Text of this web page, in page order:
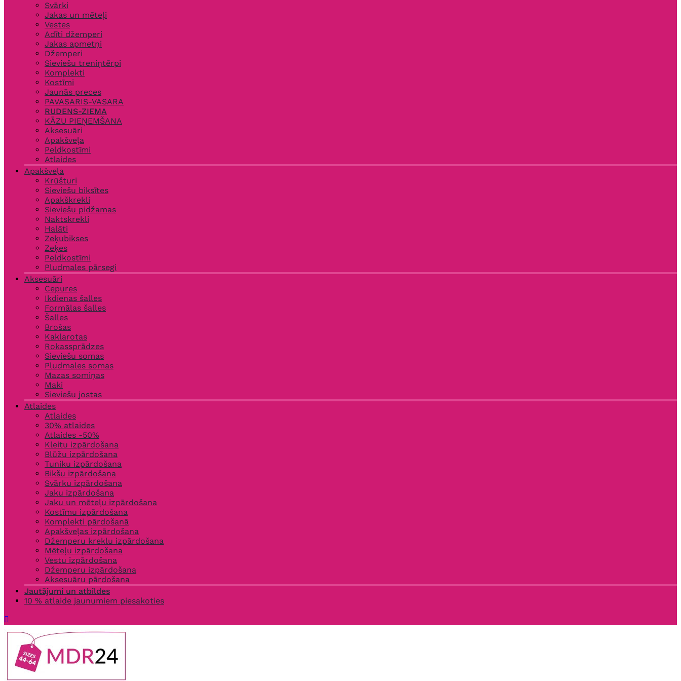
Svārki
Jakas un mēteļi
Vestes
Adīti džemperi
Jakas apmetņi
Džemperi
Sieviešu treniņtērpi
Komplekti
Kostīmi
Jaunās preces
PAVASARIS-VASARA
RUDENS-ZIEMA
KĀZU PIEŅEMŠANA
Aksesuāri
Apakšveļa
Peldkostīmi
Atlaides
Apakšveļa
Krūšturi
Sieviešu biksītes
Apakškrekli
Sieviešu pidžamas
Naktskrekli
Halāti
Zeķubikses
Zeķes
Peldkostīmi
Pludmales pārsegi
Aksesuāri
Cepures
Ikdienas šalles
Formālas šalles
Šalles
Brošas
Kaklarotas
Rokassprādzes
Sieviešu somas
Pludmales somas
Mazas somiņas
Maki
Sieviešu jostas
Atlaides
Atlaides
30% atlaides
Atlaides -50%
Kleitu izpārdošana
Blūžu izpārdošana
Tuniku izpārdošana
Bikšu izpārdošana
Svārku izpārdošana
Jaku izpārdošana
Jaku un mēteļu izpārdošana
Kostīmu izpārdošana
Komplekti pārdošanā
Apakšveļas izpārdošana
Džemperu kreklu izpārdošana
Mēteļu izpārdošana
Vestu izpārdošana
Džemperu izpārdošana
Aksesuāru pārdošana
Jautājumi un atbildes
10 % atlaide jaunumiem piesakoties
